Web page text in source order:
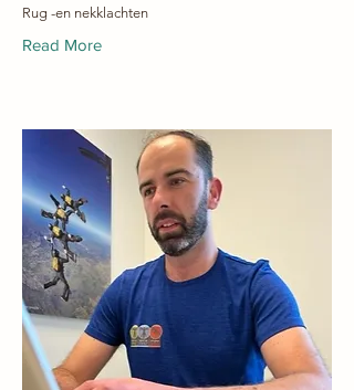
Rug -en nekklachten
Read More